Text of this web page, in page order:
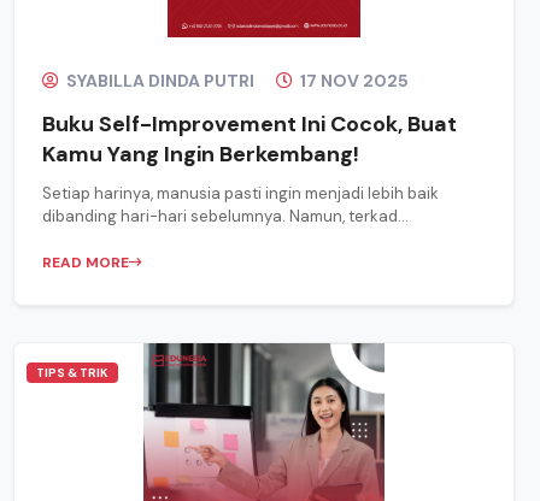
SYABILLA DINDA PUTRI 17 NOV 2025
Buku Self-Improvement Ini Cocok, Buat
Kamu Yang Ingin Berkembang!
Setiap harinya, manusia pasti ingin menjadi lebih baik
dibanding hari-hari sebelumnya. Namun, terkad...
READ MORE
TIPS & TRIK